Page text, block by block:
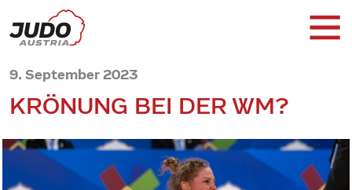
9. September 2023
KRÖNUNG BEI DER WM?